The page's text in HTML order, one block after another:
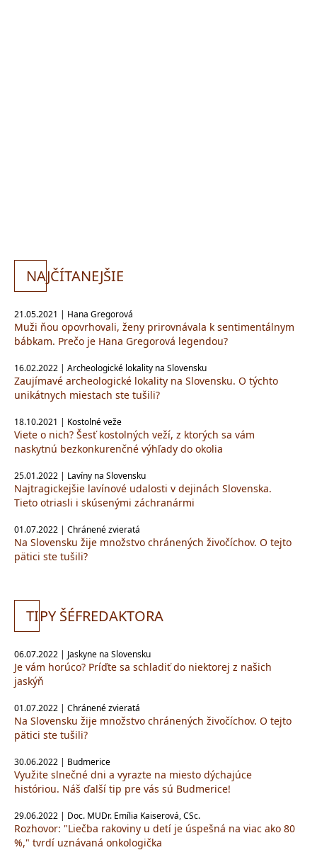
NAJČÍTANEJŠIE
21.05.2021 | Hana Gregorová
Muži ňou opovrhovali, ženy prirovnávala k sentimentálnym
bábkam. Prečo je Hana Gregorová legendou?
16.02.2022 | Archeologické lokality na Slovensku
Zaujímavé archeologické lokality na Slovensku. O týchto
unikátnych miestach ste tušili?
18.10.2021 | Kostolné veže
Viete o nich? Šesť kostolných veží, z ktorých sa vám
naskytnú bezkonkurenčné výhľady do okolia
25.01.2022 | Lavíny na Slovensku
Najtragickejšie lavínové udalosti v dejinách Slovenska.
Tieto otriasli i skúsenými záchranármi
01.07.2022 | Chránené zvieratá
Na Slovensku žije množstvo chránených živočíchov. O tejto
pätici ste tušili?
TIPY ŠÉFREDAKTORA
06.07.2022 | Jaskyne na Slovensku
Je vám horúco? Príďte sa schladiť do niektorej z našich
jaskýň
01.07.2022 | Chránené zvieratá
Na Slovensku žije množstvo chránených živočíchov. O tejto
pätici ste tušili?
30.06.2022 | Budmerice
Využite slnečné dni a vyrazte na miesto dýchajúce
históriou. Náš ďalší tip pre vás sú Budmerice!
29.06.2022 | Doc. MUDr. Emília Kaiserová, CSc.
Rozhovor: "Liečba rakoviny u detí je úspešná na viac ako 80
%," tvrdí uznávaná onkologička